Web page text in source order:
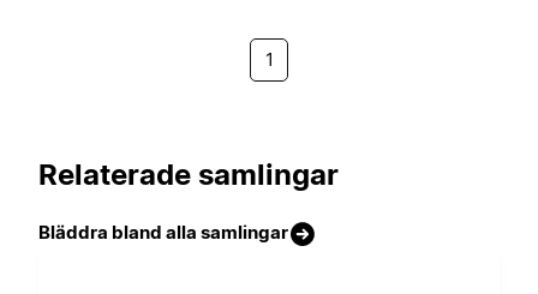
1
Relaterade samlingar
Bläddra bland alla samlingar